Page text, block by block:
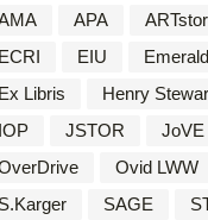
APA ARTstor
EIU Emerald
Libris
Henry
JSTOR JoVE
Ovid LWW
SAGE